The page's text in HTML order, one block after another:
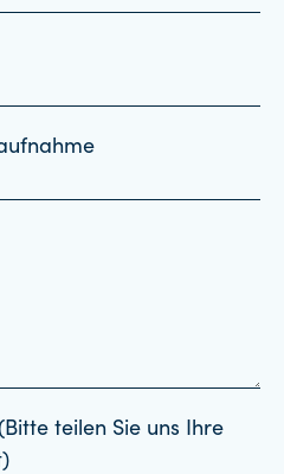
teilen Sie uns Ihre